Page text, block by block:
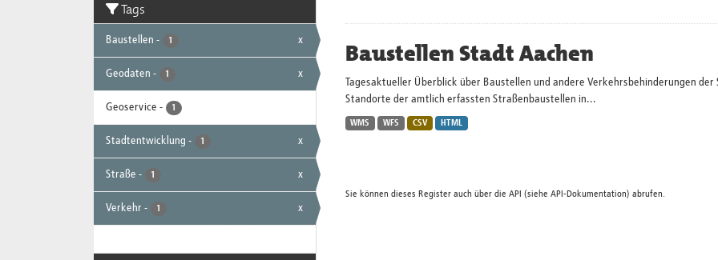
Tags
Baustellen - 1 x
Geodaten - 1 x
Geoservice - 1
Stadtentwicklung - 1 x
Straße - 1 x
Verkehr - 1 x
Baustellen Stadt Aachen
Tagesaktueller Überblick über Baustellen und andere Verkehrsbehinderungen
Standorte der amtlich erfassten Straßenbaustellen in...
WMS WFS CSV HTML
Sie können dieses Register auch über die API (siehe API-Dokumentation) abrufen.